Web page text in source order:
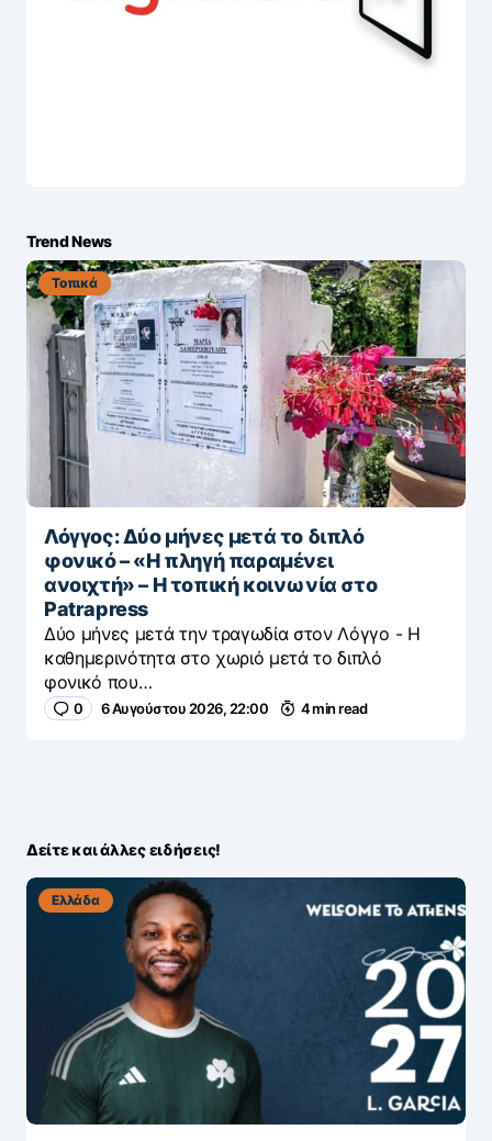
Trend News
Τοπικά
Λόγγος: Δύο μήνες μετά το διπλό
φονικό – «H πληγή παραμένει
ανοιχτή» – Η τοπική κοινωνία στο
Patrapress
Δύο μήνες μετά την τραγωδία στον Λόγγο - H
καθημερινότητα στο χωριό μετά το διπλό
φονικό που…
0 6 Αυγούστου 2026, 22:00 4 min read
Δείτε και άλλες ειδήσεις!
Ελλάδα